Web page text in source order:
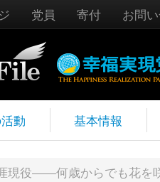
党員 寄付 お問
動 基本情報
現役――何歳からでも花を